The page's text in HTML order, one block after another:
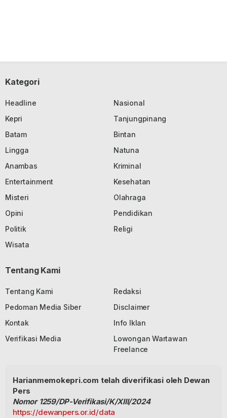
Kategori
Headline
Nasional
Kepri
Tanjungpinang
Batam
Bintan
Lingga
Natuna
Anambas
Kriminal
Entertainment
Kesehatan
Misteri
Olahraga
Opini
Pendidikan
Politik
Religi
Wisata
Tentang Kami
Tentang Kami
Redaksi
Pedoman Media Siber
Disclaimer
Kontak
Info Iklan
Verifikasi Media
Lowongan Wartawan
Freelance
Harianmemokepri.com telah diverifikasi oleh Dewan
Pers
Nomor 1259/DP-Verifikasi/K/XIII/2024
https://dewanpers.or.id/data